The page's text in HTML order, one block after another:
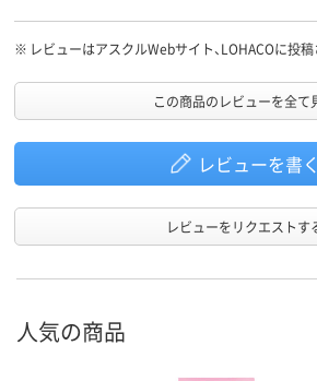
※ レビューはアスクルWebサイト、LOHACOに投稿
この商品のレビューを全て
レビューを書く
レビューをリクエストす
人気の商品